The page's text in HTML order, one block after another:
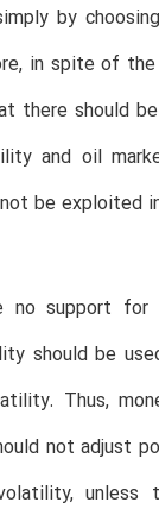
by
in spite of the
there should
and oil
be exploited
no support for
should be
Thus,
not adjust
unless